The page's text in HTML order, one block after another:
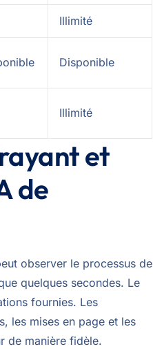
Illimité
Disponible
Illimité
et
de
observer le processus de
quelques secondes. Le
fournies. Les
les mises en page et les
de manière fidèle.